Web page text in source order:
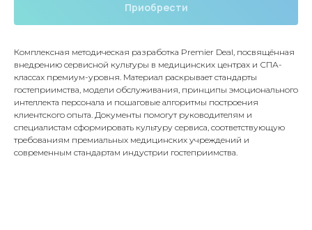
Приобрести
Комплексная методическая разработка Premier Deal, посвящённая
внедрению сервисной культуры в медицинских центрах и СПА-
классах премиум-уровня. Материал раскрывает стандарты
гостеприимства, модели обслуживания, принципы эмоционального
интеллекта персонала и пошаговые алгоритмы построения
клиентского опыта. Документы помогут руководителям и
специалистам сформировать культуру сервиса, соответствующую
требованиям премиальных медицинских учреждений и
современным стандартам индустрии гостеприимства.